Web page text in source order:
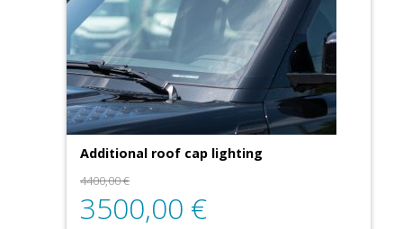
Additional roof cap lighting
4400,00€
3500,00 €